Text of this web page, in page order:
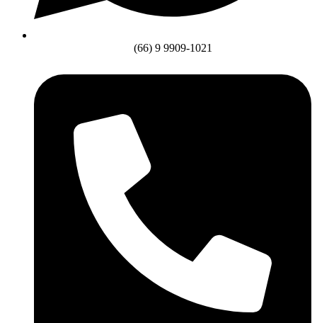
(66) 9 9909-1021